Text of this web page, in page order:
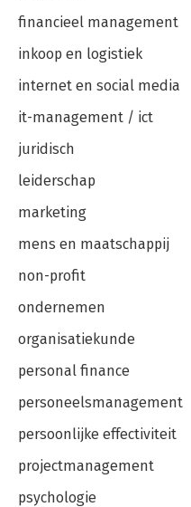
financieel management
inkoop en logistiek
internet en social media
it-management / ict
juridisch
leiderschap
marketing
mens en maatschappij
non-profit
ondernemen
organisatiekunde
personal finance
personeelsmanagement
persoonlijke effectiviteit
projectmanagement
psychologie